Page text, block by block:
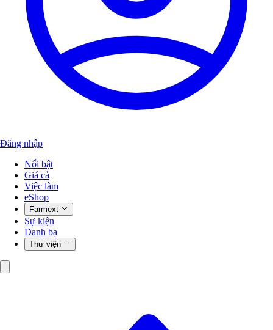
Đăng nhập
Nổi bật
Giá cả
Việc làm
eShop
Farmext
Sự kiện
Danh bạ
Thư viện